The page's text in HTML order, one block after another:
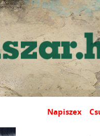
Napiszex